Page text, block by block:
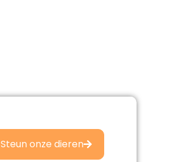
Steun onze dieren